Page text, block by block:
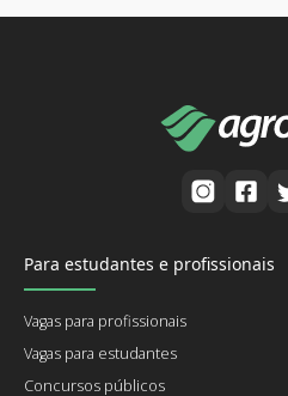
Para estudantes e profissionais
Vagas para profissionais
Vagas para estudantes
Concursos públicos